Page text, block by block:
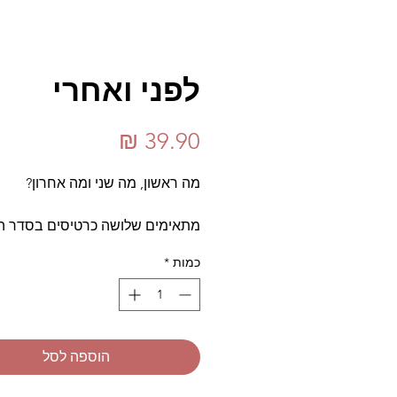
לפני ואחרי
מה ראשון, מה שני ומה אחרון?
מתאימים שלושה כרטיסים בסדר
משחק לפיתוח התפיסה החזותית
ולהעשרת אוצר המילים
כמות *
הוספה לסל